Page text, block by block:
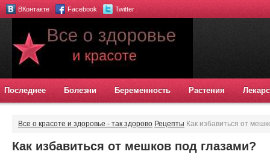
ВКонтакте Facebook Twitter
Последнее Болезни Беременность Растения
Все о красоте и здоровье - так здорово Рецепты Как избавиться от
Как избавиться от мешков под глазами?